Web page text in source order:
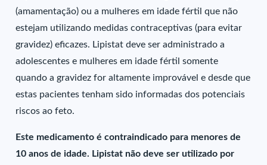
(amamentação) ou a mulheres em idade fértil que não
estejam utilizando medidas contraceptivas (para evitar
gravidez) eficazes. Lipistat deve ser administrado a
adolescentes e mulheres em idade fértil somente
quando a gravidez for altamente improvável e desde que
estas pacientes tenham sido informadas dos potenciais
riscos ao feto.
Este medicamento é contraindicado para menores de
10 anos de idade. Lipistat não deve ser utilizado por